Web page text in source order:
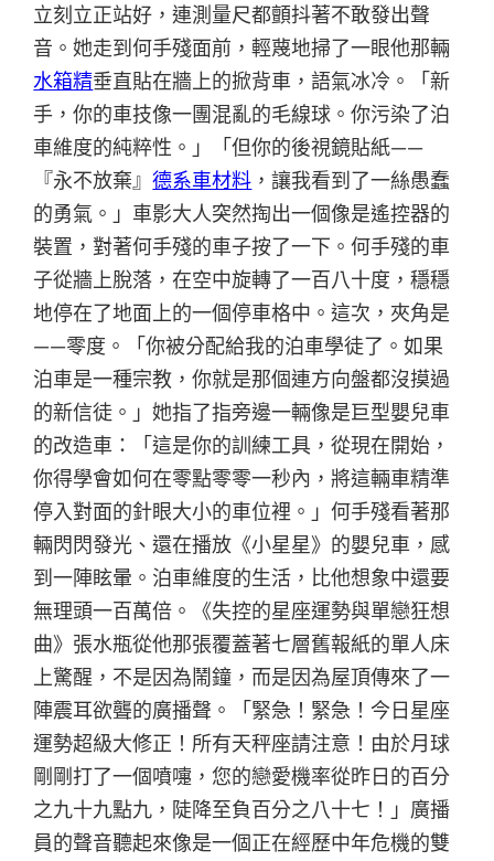
立刻立正站好，連測量尺都顫抖著不敢發出聲
音。她走到何手殘面前，輕蔑地掃了一眼他那輛
水箱精垂直貼在牆上的掀背車，語氣冰冷。「新
手，你的車技像一團混亂的毛線球。你污染了泊
車維度的純粹性。」「但你的後視鏡貼紙——
『永不放棄』德系車材料 ，讓我看到了一絲愚蠢
的勇氣。」車影大人突然掏出一個像是遙控器的
裝置，對著何手殘的車子按了一下。何手殘的車
子從牆上脫落，在空中旋轉了一百八十度，穩穩
地停在了地面上的一個停車格中。這次，夾角是
——零度。「你被分配給我的泊車學徒了。如果
泊車是一種宗教，你就是那個連方向盤都沒摸過
的新信徒。」她指了指旁邊一輛像是巨型嬰兒車
的改造車：「這是你的訓練工具，從現在開始，
你得學會如何在零點零零一秒內，將這輛車精準
停入對面的針眼大小的車位裡。」何手殘看著那
輛閃閃發光、還在播放《小星星》的嬰兒車，感
到一陣眩暈。泊車維度的生活，比他想象中還要
無理頭一百萬倍。《失控的星座運勢與單戀狂想
曲》張水瓶從他那張覆蓋著七層舊報紙的單人床
上驚醒，不是因為鬧鐘，而是因為屋頂傳來了一
陣震耳欲聾的廣播聲。「緊急！緊急！今日星座
運勢超級大修正！所有天秤座請注意！由於月球
剛剛打了一個噴嚏，您的戀愛機率從昨日的百分
之九十九點九，陡降至負百分之八十七！」廣播
員的聲音聽起來像是一個正在經歷中年危機的雙